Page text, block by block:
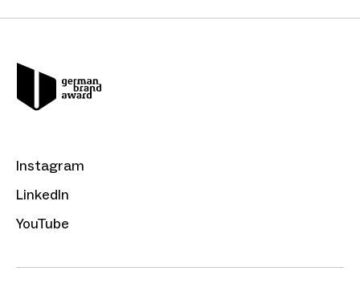
Instagram
LinkedIn
YouTube